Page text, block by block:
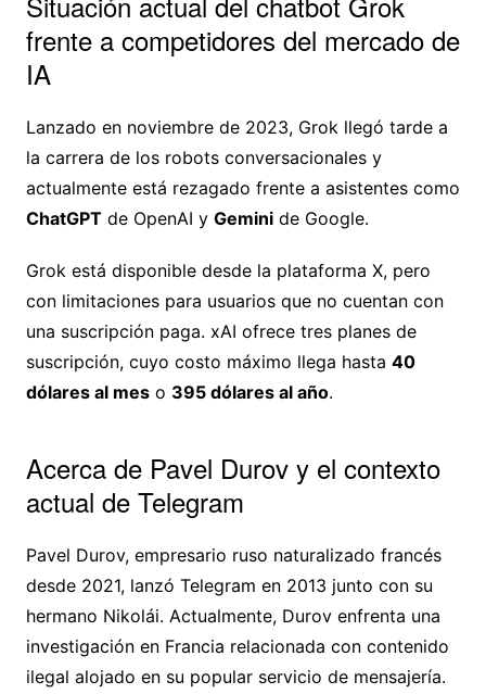
frente a competidores del mercado de
IA
Lanzado en noviembre de 2023, Grok llegó tarde a
la carrera de los robots conversacionales y
actualmente está rezagado frente a asistentes como
ChatGPTde OpenAI y Geminide Google.
Grok está disponible desde la plataforma X, pero
con limitaciones para usuarios que no cuentan con
una suscripción paga. xAI ofrece tres planes de
suscripción, cuyo costo máximo llega hasta 40
dólares al meso 395 dólares al año.
Acerca de Pavel Durov y el contexto
actual de Telegram
Pavel Durov, empresario ruso naturalizado francés
desde 2021, lanzó Telegram en 2013 junto con su
hermano Nikolái. Actualmente, Durov enfrenta una
investigación en Francia relacionada con contenido
ilegal alojado en su popular servicio de mensajería.